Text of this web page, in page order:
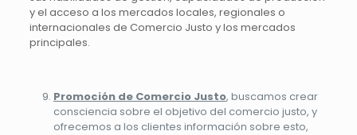
y el acceso a los mercados locales, regionales o
internacionales de Comercio Justo y los mercados
principales.
Promoción de Comercio Justo, buscamos crear
consciencia sobre el objetivo del comercio justo, y
ofrecemos a los clientes información sobre esto,